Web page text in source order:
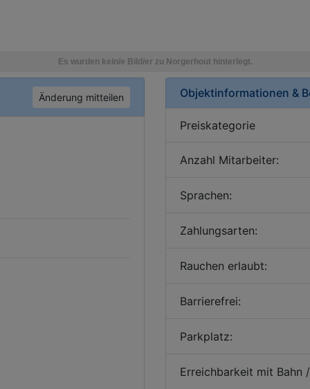
Änderung mitteilen Objektinformationen &
Preiskategorie
Anzahl Mitarbeiter:
Sprachen:
Zahlungsarten:
Rauchen erlaubt:
Barrierefrei:
Parkplatz:
Erreichbarkeit mit Bahn